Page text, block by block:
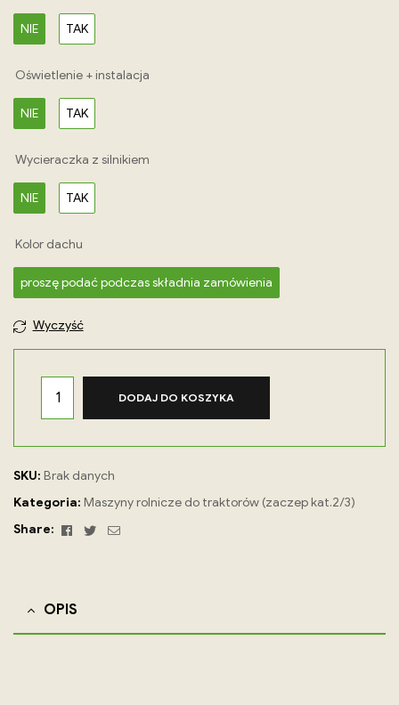
NIE TAK
Oświetlenie + instalacja
NIE TAK
Wycieraczka z silnikiem
NIE TAK
Kolor dachu
proszę podać podczas składnia zamówienia
Wyczyść
DODAJ DO KOSZYKA
SKU: Brak danych
Kategoria: Maszyny rolnicze do traktorów (zaczep kat.2/3)
Share:
Facebook
TwitterEmail
OPIS